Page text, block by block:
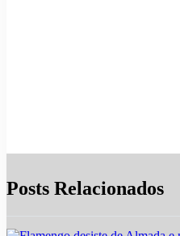
Posts Relacionados